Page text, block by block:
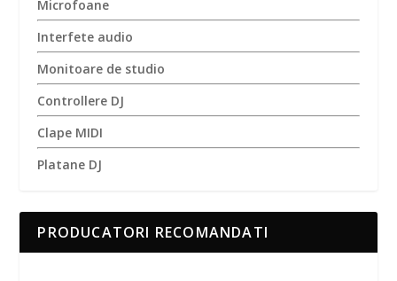
Microfoane
Interfete audio
Monitoare de studio
Controllere DJ
Clape MIDI
Platane DJ
PRODUCATORI RECOMANDATI